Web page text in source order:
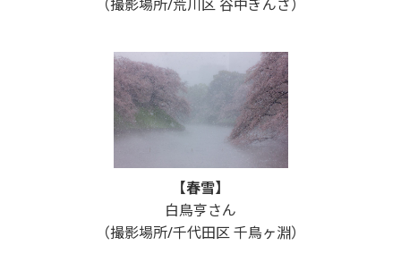
（撮影場所/荒川区 谷中ぎんざ）
【春雪】
白鳥亨さん
（撮影場所/千代田区 千鳥ヶ淵）